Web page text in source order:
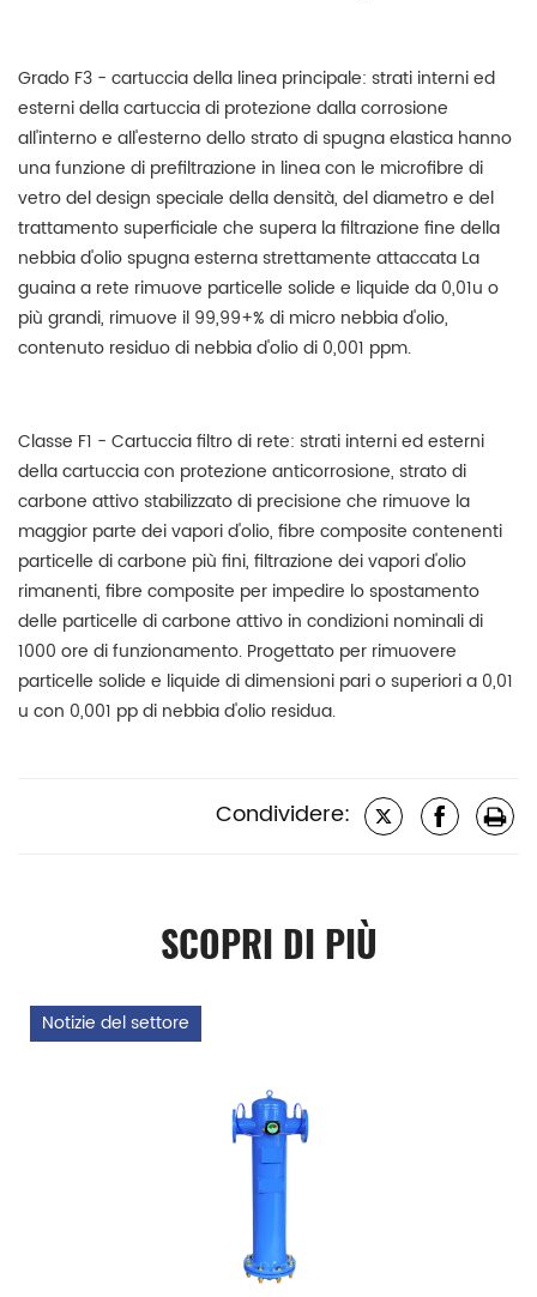
Grado F3 - cartuccia della linea principale: strati interni ed
esterni della cartuccia di protezione dalla corrosione
all'interno e all'esterno dello strato di spugna elastica hanno
una funzione di prefiltrazione in linea con le microfibre di
vetro del design speciale della densità, del diametro e del
trattamento superficiale che supera la filtrazione fine della
nebbia d'olio spugna esterna strettamente attaccata La
guaina a rete rimuove particelle solide e liquide da 0,01u o
più grandi, rimuove il 99,99+% di micro nebbia d'olio,
contenuto residuo di nebbia d'olio di 0,001 ppm.
Classe F1 - Cartuccia filtro di rete: strati interni ed esterni
della cartuccia con protezione anticorrosione, strato di
carbone attivo stabilizzato di precisione che rimuove la
maggior parte dei vapori d'olio, fibre composite contenenti
particelle di carbone più fini, filtrazione dei vapori d'olio
rimanenti, fibre composite per impedire lo spostamento
delle particelle di carbone attivo in condizioni nominali di
1000 ore di funzionamento. Progettato per rimuovere
particelle solide e liquide di dimensioni pari o superiori a 0,01
u con 0,001 pp di nebbia d'olio residua.
Condividere:
SCOPRI DI PIÙ
Notizie del settore